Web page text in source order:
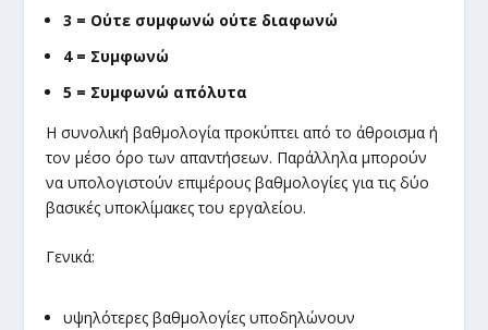
3 = Ούτε συμφωνώ ούτε διαφωνώ
4 = Συμφωνώ
5 = Συμφωνώ απόλυτα
Η συνολική βαθμολογία προκύπτει από το άθροισμα ή
τον μέσο όρο των απαντήσεων. Παράλληλα μπορούν
να υπολογιστούν επιμέρους βαθμολογίες για τις δύο
βασικές υποκλίμακες του εργαλείου.
Γενικά:
υψηλότερες βαθμολογίες υποδηλώνουν